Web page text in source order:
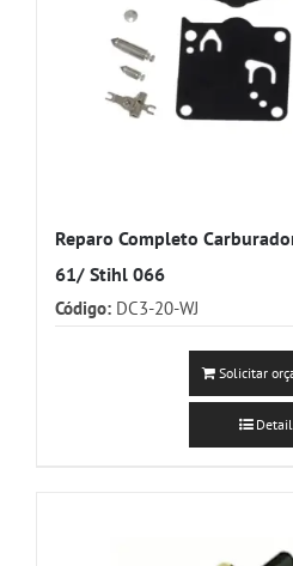
Reparo Completo
61/ Stihl 066
Código: DC3-20-WJ
Solicitar